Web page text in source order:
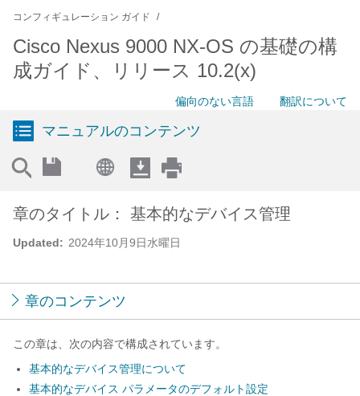
コンフィギュレーション ガイド
Cisco Nexus 9000 NX-OS の基礎の構
成ガイド、リリース 10.2(x)
偏向のない言語 翻訳について
マニュアルのコンテンツ
Updated: 2024年10月9日水曜日
章のタイトル： 基本的なデバイス管理
章のコンテンツ
この章は、次の内容で構成されています。
基本的なデバイス管理について
基本的なデバイス パラメータのデフォルト設定